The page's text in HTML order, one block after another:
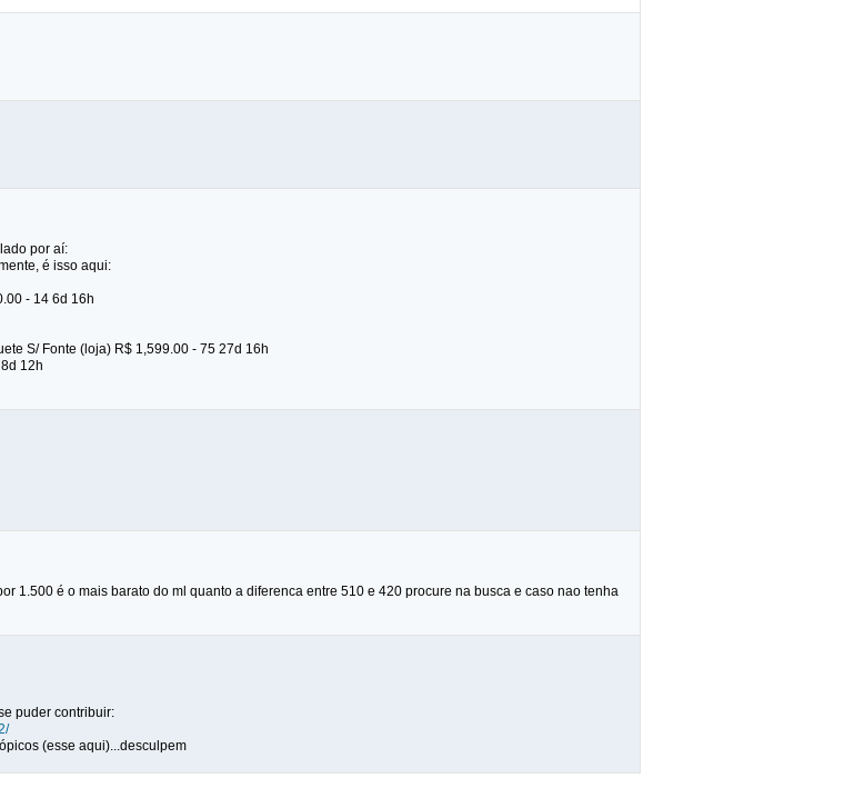
por aí:
é isso aqui:
- 14 6d 16h
S/ Fonte (loja) R$ 1,599.00 - 75 27d 16h
12h
1.500 é o mais barato do ml quanto a diferenca entre 510 e 420 procure na busca e caso nao tenha
puder contribuir:
(esse aqui)...desculpem